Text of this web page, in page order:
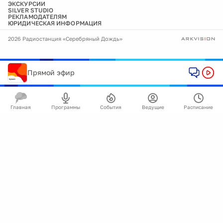
ЭКСКУРСИИ
SILVER STUDIO
РЕКЛАМОДАТЕЛЯМ
ЮРИДИЧЕСКАЯ ИНФОРМАЦИЯ
2026 Радиостанция «Серебряный Дождь»
Прямой эфир
Главная Программы События Ведущие Расписание